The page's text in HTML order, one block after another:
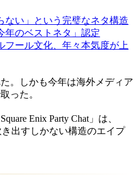
ない」という完璧なネタ構造
年のベストネタ」認定
フール文化、年々本気度が上
。しかも今年は海外メディア
った。
Enix Party Chat」は、
出すしかない構造のエイプ